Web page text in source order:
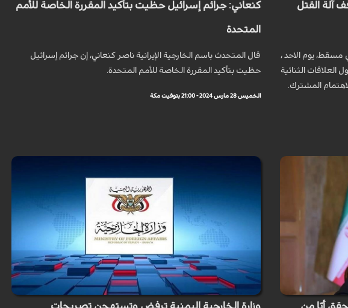
آلة القتل
مسقط، يوم الاحد ،
العلاقات الثنائية
المشترك.
كنعاني: جرائم إسرائيل حظيت بتأكيد المقررة الخاصة للأمم
المتحدة
قال المتحدث باسم الخارجية الإيرانية ناصر كنعاني، إن جرائم إسرائيل
حظيت بتأكيد المقررة الخاصة للأمم المتحدة.
الخميس 28 مارس 2024 - 21:00 بتوقيت مكة